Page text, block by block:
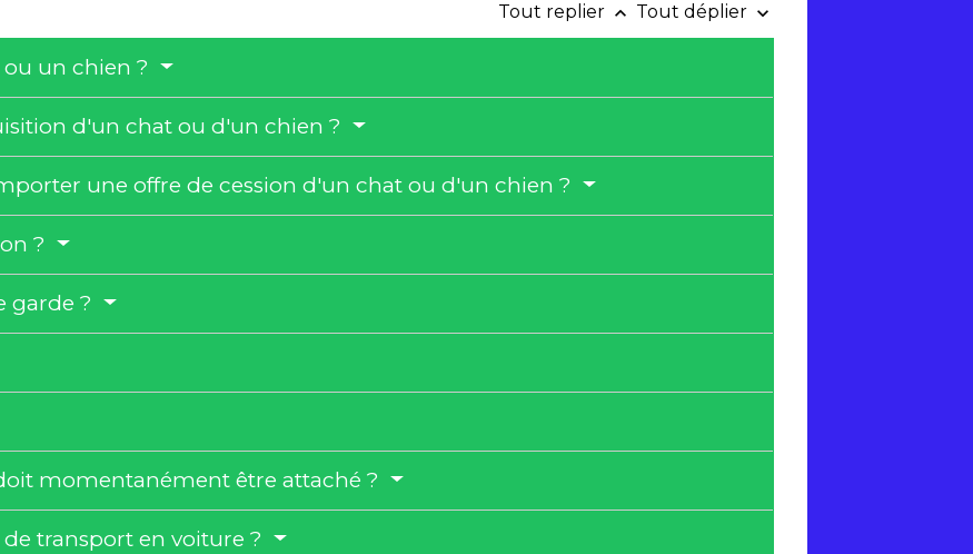
Tout replier keyboard_arrow_up Tout déplier keyboard_arrow_down
un chien ?
d'un chat ou d'un chien ?
une offre de cession d'un chat ou d'un chien ?
?
garde ?
momentanément être attaché ?
transport en voiture ?